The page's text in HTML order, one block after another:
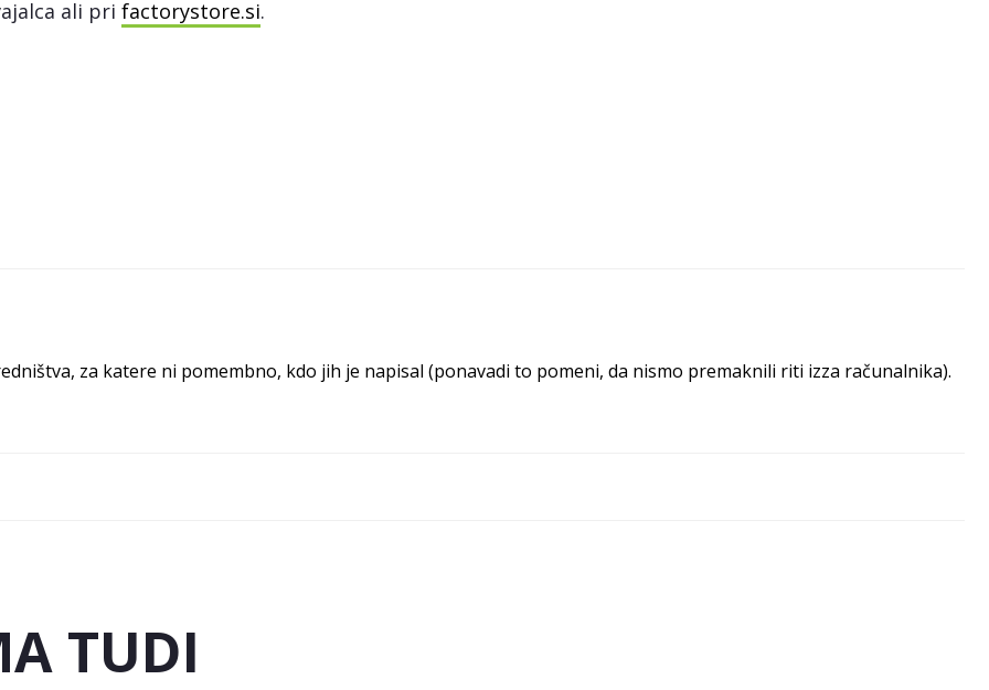
ali pri factorystore.si.
za katere ni pomembno, kdo jih je napisal (ponavadi to pomeni, da nismo premaknili riti izza računalnika).
TUDI